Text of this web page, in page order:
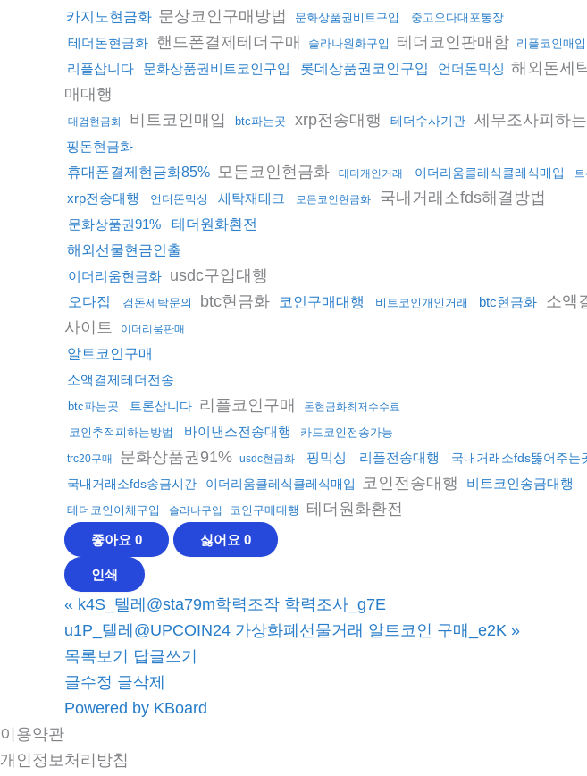
카지노현금화 문상코인구매방법 문화상품권비트구입 중고오다대포통장
테더돈현금화 핸드폰결제테더구매 솔라나원화구입 테더코인판매함 리플코인매입
리플삽니다 문화상품권비트코인구입 롯데상품권코인구입 언더돈믹싱 해외돈세
매대행
대검현금화 비트코인매입 btc파는곳 xrp전송대행 테더수사기관 세무조사피하
핑돈현금화
휴대폰결제현금화85% 모든코인현금화 테더개인거래 이더리움클레식클레식매입
xrp전송대행 언더돈믹싱 세탁재테크 모든코인현금화 국내거래소fds해결방법
문화상품권91%
테더원화환전
해외선물현금인출
이더리움현금화 usdc구입대행
오다집 검돈세탁문의 btc현금화 코인구매대행 비트코인개인거래 btc현금화 소액
사이트
이더리움판매
알트코인구매
소액결제테더전송
btc파는곳 트론삽니다 리플코인구매 돈현금화최저수수료
코인추적피하는방법 바이낸스전송대행 카드코인전송가능
trc20구매 문화상품권91% usdc현금화 핑믹싱 리플전송대행
국내거래소fds뚫어주는
국내거래소fds송금시간
이더리움클레식클레식매입 코인전송대행 비트코인송금대행
테더코인이체구입 솔라나구입 코인구매대행 테더원화환전
좋아요 0 싫어요 0
인쇄
« k4S_텔레@sta79m학력조작 학력조사_g7E
u1P_텔레@UPCOIN24 가상화폐선물거래 알트코인 구매_e2K »
목록보기
답글쓰기
글수정 글삭제
Powered by KBoard
이용약관
개인정보처리방침